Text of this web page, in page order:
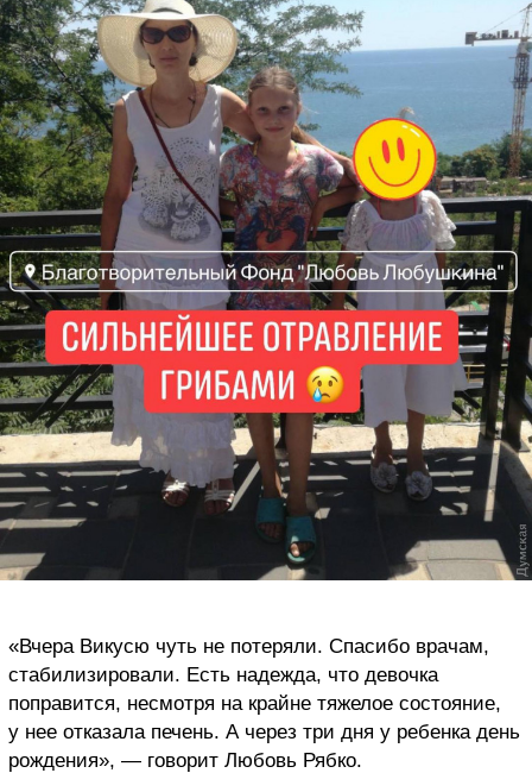
«Вчера Викусю чуть не потеряли. Спасибо врачам,
стабилизировали. Есть надежда, что девочка
поправится, несмотря на крайне тяжелое состояние,
у нее отказала печень. А через три дня у ребенка день
рождения», — говорит Любовь Рябко.